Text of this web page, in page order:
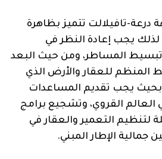
تافيلالت تتميز بظاهرة
لذلك يجب إعادة النظر في
المساطر، ومن حيث البعد
المنظم للعقار والأرض الذي
يجب تقديم المساعدات
العالم القروي، وتشجيع برامج
لتنظيم التعمير والعقار في
جمالية الإطار المبني.